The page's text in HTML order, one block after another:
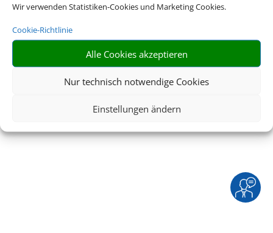
Wir verwenden Statistiken-Cookies und Marketing Cookies.
Cookie-Richtlinie
Alle Cookies akzeptieren
Nur technisch notwendige Cookies
Einstellungen ändern
In|Service|Blacklisted Airlines|AGB|
Barrierefreiheitserklärung
© 2026 • Schmetterling